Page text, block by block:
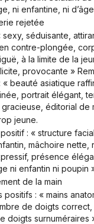
ni enfantine, ni d’âge
rejetée
contre-plongée,
à la limite de la
provocante »
« beauté asiatique
portrait élégant,
éditorial de
jeune.
mâchoire nette,
présence
ni enfantin ni poupin
de la main
de doigts correct,
doigts surnuméraires